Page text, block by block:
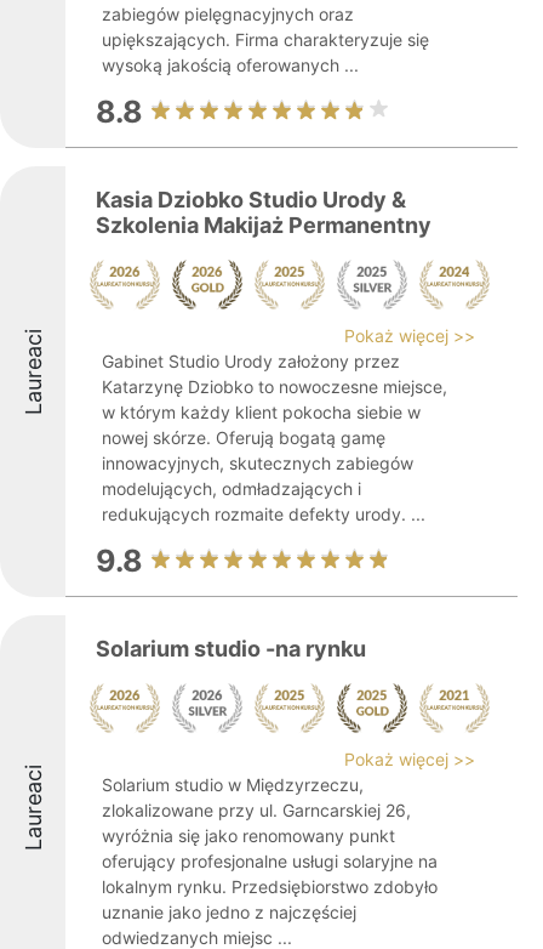
zabiegów pielęgnacyjnych oraz
upiększających. Firma charakteryzuje się
wysoką jakością oferowanych ...
8.8
Laureaci
Kasia Dziobko Studio Urody &
Szkolenia Makijaż Permanentny
Pokaż więcej >>
Gabinet Studio Urody założony przez
Katarzynę Dziobko to nowoczesne miejsce,
w którym każdy klient pokocha siebie w
nowej skórze. Oferują bogatą gamę
innowacyjnych, skutecznych zabiegów
modelujących, odmładzających i
redukujących rozmaite defekty urody. ...
9.8
Laureaci
Solarium studio -na rynku
Pokaż więcej >>
Solarium studio w Międzyrzeczu,
zlokalizowane przy ul. Garncarskiej 26,
wyróżnia się jako renomowany punkt
oferujący profesjonalne usługi solaryjne na
lokalnym rynku. Przedsiębiorstwo zdobyło
uznanie jako jedno z najczęściej
odwiedzanych miejsc ...